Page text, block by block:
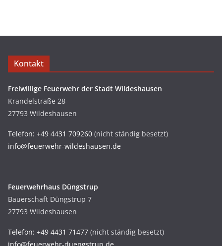
Kontakt
Freiwillige Feuerwehr der Stadt Wildeshausen
Krandelstraße 28
27793 Wildeshausen
Telefon: +49 4431 709260 (nicht ständig besetzt)
info@feuerwehr-wildeshausen.de
Feuerwehrhaus Düngstrup
Bauerschaft Düngstrup 7
27793 Wildeshausen
Telefon: +49 4431 71477 (nicht ständig besetzt)